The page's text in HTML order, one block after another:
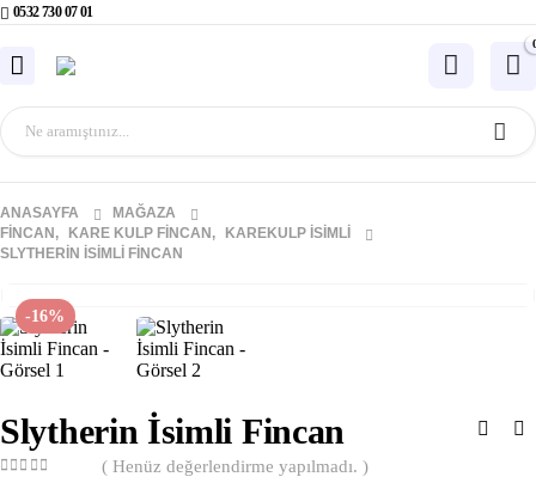
0532 730 07 01
ANASAYFA
MAĞAZA
FINCAN , KARE KULP FINCAN ,
KAREKULP İSIMLI
SLYTHERIN İSIMLI FINCAN
-16%
Slytherin İsimli Fincan
( Henüz değerlendirme yapılmadı. )